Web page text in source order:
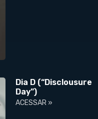
Dia D (“Disclousure
Day”)
ACESSAR »